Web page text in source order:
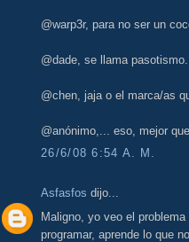
@warp3r, para no ser un
@dade, se llama pasotismo.
@chen, jaja o el marca/as
@anónimo,... eso, mejor
26/6/08 6:54 A. M.
Asfasfos dijo...
Maligno, yo veo el
programar, aprende lo que